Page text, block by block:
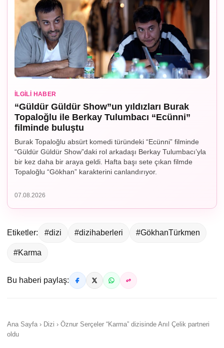
İLGILI HABER
“Güldür Güldür Show”un yıldızları Burak
Topaloğlu ile Berkay Tulumbacı “Ecünni”
filminde buluştu
Burak Topaloğlu absürt komedi türündeki “Ecünni” filminde
“Güldür Güldür Show”daki rol arkadaşı Berkay Tulumbacı’yla
bir kez daha bir araya geldi. Hafta başı sete çıkan filmde
Topaloğlu “Gökhan” karakterini canlandırıyor.
07.08.2026
Etiketler: #dizi #dizihaberleri #GökhanTürkmen
#Karma
Bu haberi paylaş:
Ana Sayfa › Dizi › Öznur Serçeler “Karma” dizisinde Anıl Çelik partneri
oldu